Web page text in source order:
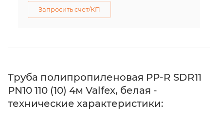
Запросить счет/КП
Труба полипропиленовая PP-R SDR11
PN10 110 (10) 4м Valfex, белая -
технические характеристики: